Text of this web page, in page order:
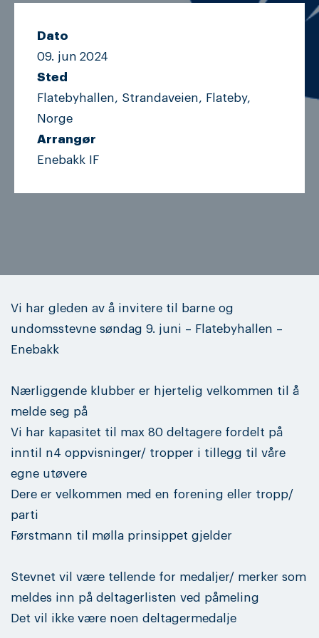
Dato
09. jun 2024
Sted
Flatebyhallen, Strandaveien, Flateby,
Norge
Arrangør
Enebakk IF
Vi har gleden av å invitere til barne og
undomsstevne søndag 9. juni – Flatebyhallen –
Enebakk
Nærliggende klubber er hjertelig velkommen til å
melde seg på
Vi har kapasitet til max 80 deltagere fordelt på
inntil n4 oppvisninger/ tropper i tillegg til våre
egne utøvere
Dere er velkommen med en forening eller tropp/
parti
Førstmann til mølla prinsippet gjelder
Stevnet vil være tellende for medaljer/ merker som
meldes inn på deltagerlisten ved påmeling
Det vil ikke være noen deltagermedalje